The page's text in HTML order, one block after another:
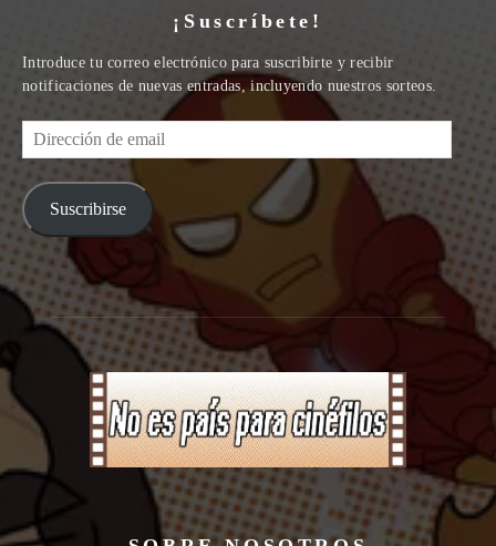
¡Suscríbete!
Introduce tu correo electrónico para suscribirte y recibir
notificaciones de nuevas entradas, incluyendo nuestros sorteos.
Dirección
de
email
Suscribirse